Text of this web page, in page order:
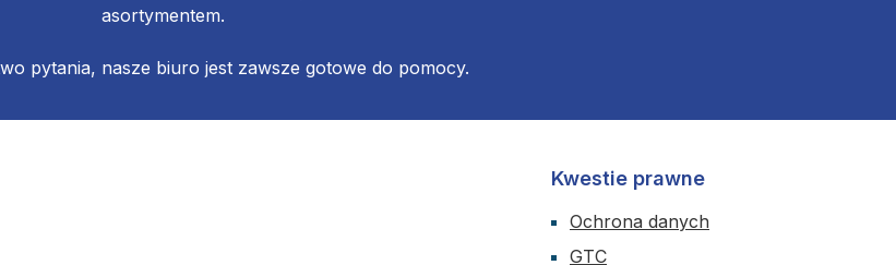
asortymentem.
pytania, nasze biuro jest zawsze gotowe do pomocy.
Kwestie prawne
Ochrona danych
GTC